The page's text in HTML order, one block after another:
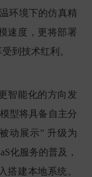
环境下的仿真精
速度，更将部署
到技术红利。
智能化的方向发
型将具备自主分
动展示” 升级为
化服务的普及，
搭建本地系统。